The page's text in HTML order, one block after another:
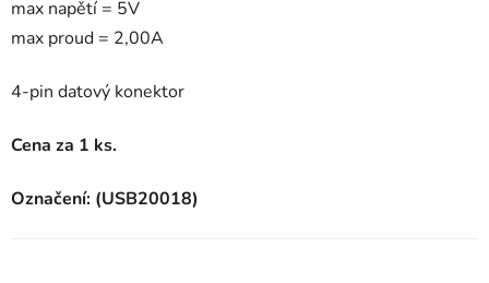
max napětí = 5V
max proud = 2,00A
4-pin datový konektor
Cena za 1 ks.
Označení: (USB20018)